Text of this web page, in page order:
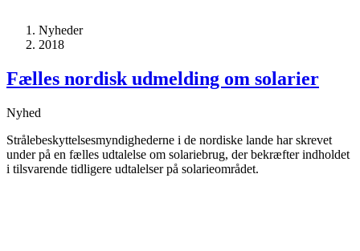
Nyheder
2018
Fælles nordisk udmelding om solarier
Nyhed
Strålebeskyttelsesmyndighederne i de nordiske lande har skrevet
under på en fælles udtalelse om solariebrug, der bekræfter indholdet
i tilsvarende tidligere udtalelser på solarieområdet.